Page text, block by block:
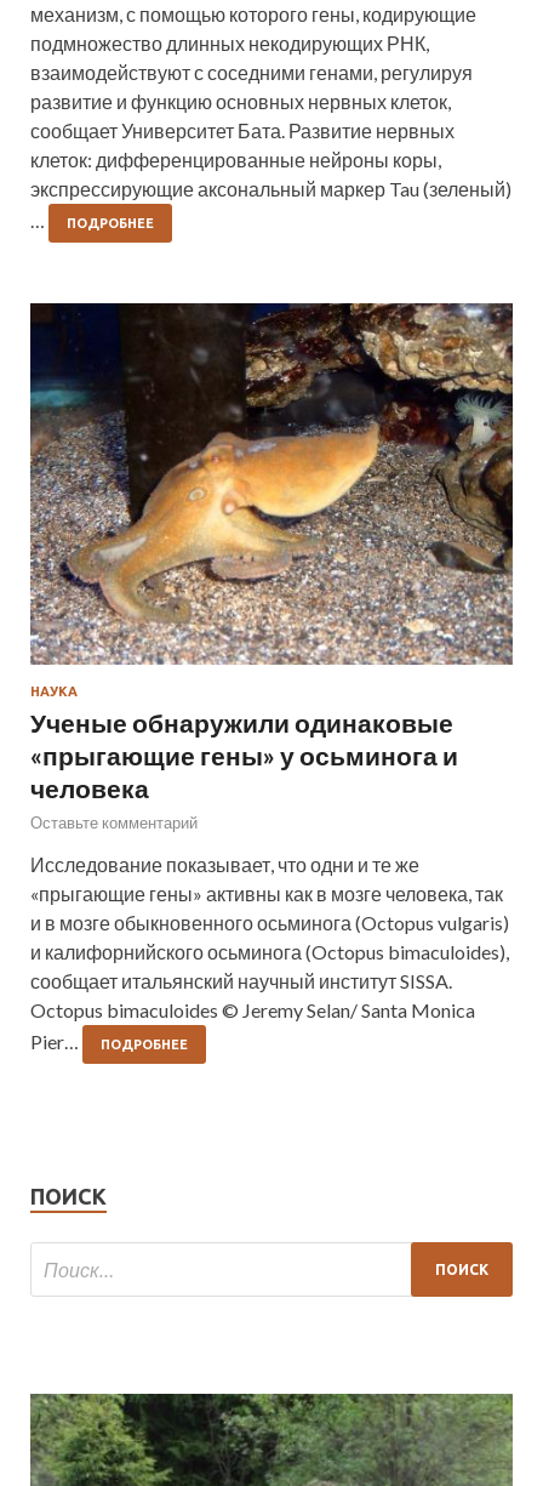
механизм, с помощью которого гены, кодирующие
подмножество длинных некодирующих РНК,
взаимодействуют с соседними генами, регулируя
развитие и функцию основных нервных клеток,
сообщает Университет Бата. Развитие нервных
клеток: дифференцированные нейроны коры,
экспрессирующие аксональный маркер Tau (зеленый)
ПОДРОБНЕЕ
НАУКА
Ученые обнаружили одинаковые
«прыгающие гены» у осьминога и
человека
Оставьте комментарий
Исследование показывает, что одни и те же
«прыгающие гены» активны как в мозге человека, так
и в мозге обыкновенного осьминога (Octopus vulgaris)
и калифорнийского осьминога (Octopus bimaculoides),
сообщает итальянский научный институт SISSA.
Octopus bimaculoides © Jeremy Selan/ Santa Monica
Pier…
ПОДРОБНЕЕ
ПОИСК